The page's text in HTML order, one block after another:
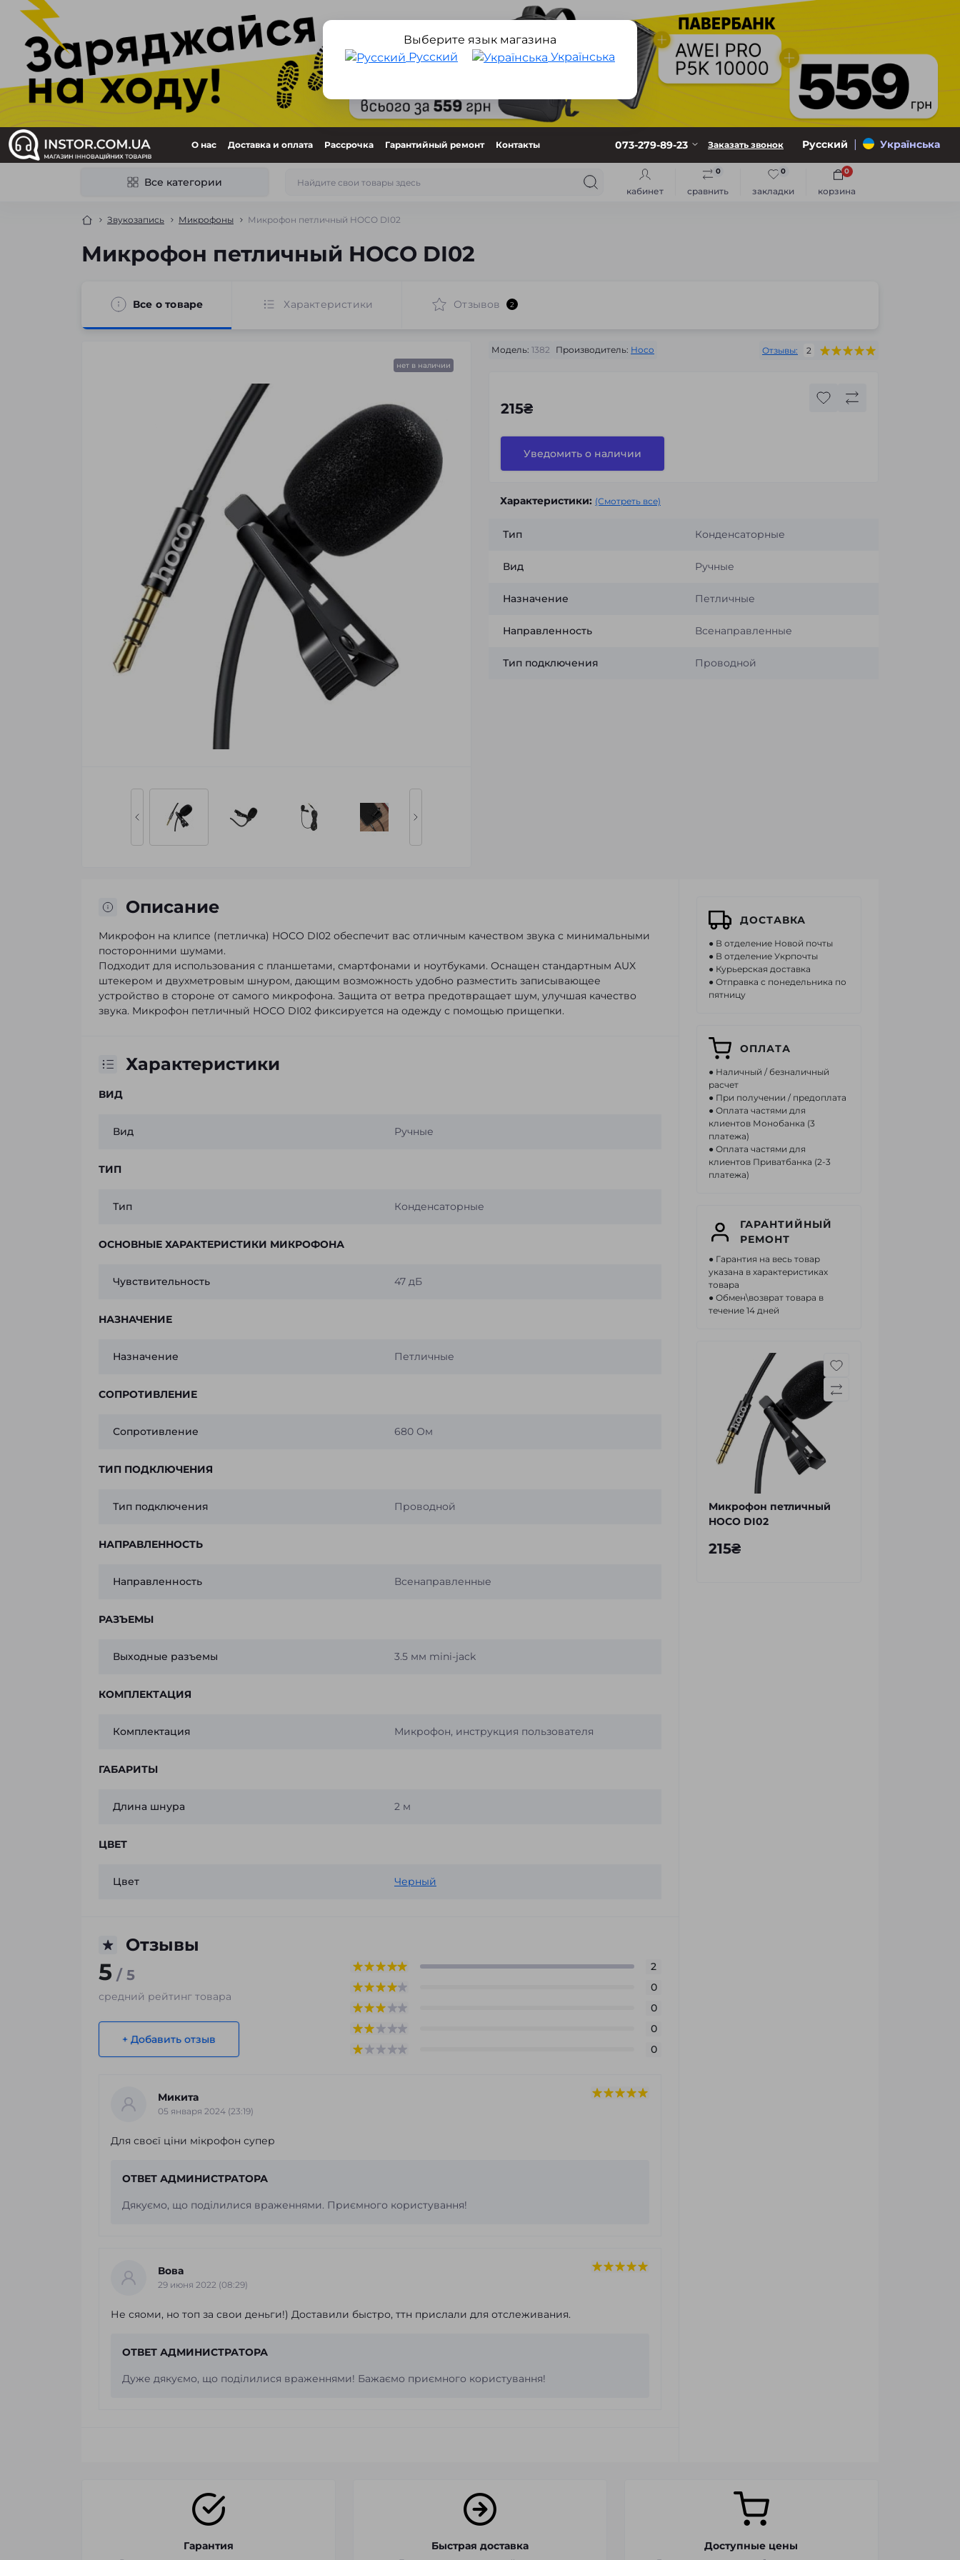
О нас Доставка и оплата Рассрочка Гарантийный ремонт Контакты 073-279-89-23 Заказать звонок Русский | Українська
Все категории
кабинет сравнить
0
закладки
0
корзина
0
Звукозапись Микрофоны Микрофон петличный HOCO DI02
Выберите язык магазина
Русский
Українська
Микрофон петличный HOCO DI02
Все о товаре Характеристики Отзывов 2
нет в наличии
Модель: 1382 Производитель: Hoco Отзывы: 2
215₴
Уведомить о наличии
Характеристики: (Смотреть все)
Тип Конденсаторные
Вид Ручные
Назначение Петличные
Направленность Всенаправленные
Тип подключения Проводной
Описание
Микрофон на клипсе (петличка) HOCO DI02 обеспечит вас отличным качеством звука с минимальными
посторонними шумами.
Подходит для использования с планшетами, смартфонами и ноутбуками. Оснащен стандартным AUX
штекером и двухметровым шнуром, дающим возможность удобно разместить записывающее
устройство в стороне от самого микрофона. Защита от ветра предотвращает шум, улучшая качество
звука. Микрофон петличный HOCO DI02 фиксируется на одежду с помощью прищепки.
Характеристики
ВИД
Вид Ручные
ТИП
Тип Конденсаторные
ОСНОВНЫЕ ХАРАКТЕРИСТИКИ МИКРОФОНА
Чувствительность 47 дБ
НАЗНАЧЕНИЕ
Назначение Петличные
СОПРОТИВЛЕНИЕ
Сопротивление 680 Ом
ТИП ПОДКЛЮЧЕНИЯ
Тип подключения Проводной
НАПРАВЛЕННОСТЬ
Направленность Всенаправленные
РАЗЪЕМЫ
Выходные разъемы 3.5 мм mini-jack
КОМПЛЕКТАЦИЯ
Комплектация Микрофон, инструкция пользователя
ГАБАРИТЫ
Длина шнура 2 м
ЦВЕТ
Цвет Черный
Отзывы
5 / 5
средний рейтинг товара
+ Добавить отзыв
2
0
0
0
0
Микита
05 января 2024 (23:19)
Для своєї ціни мікрофон супер
ОТВЕТ АДМИНИСТРАТОРА
Дякуємо, що поділилися враженнями. Приємного користування!
Вова
29 июня 2022 (08:29)
Не сяоми, но топ за свои деньги!) Доставили быстро, ттн прислали для отслеживания.
ОТВЕТ АДМИНИСТРАТОРА
Дуже дякуємо, що поділилися враженнями! Бажаємо приємного користування!
ДОСТАВКА
● В отделение Новой почты
● В отделение Укрпочты
● Курьерская доставка
● Отправка с понедельника по
пятницу
ОПЛАТА
● Наличный / безналичный
расчет
● При получении / предоплата
● Оплата частями для
клиентов Монобанка (3
платежа)
● Оплата частями для
клиентов Приватбанка (2-3
платежа)
ГАРАНТИЙНЫЙ
РЕМОНТ
● Гарантия на весь товар
указана в характеристиках
товара
● Обмен\возврат товара в
течение 14 дней
Микрофон петличный
HOCO DI02
215₴
Гарантия Быстрая доставка Доступные цены